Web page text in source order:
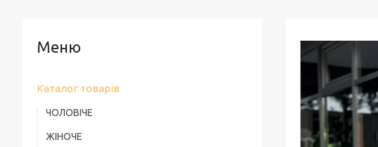
Каталог товарів
ЧОЛОВІЧЕ
ЖІНОЧЕ